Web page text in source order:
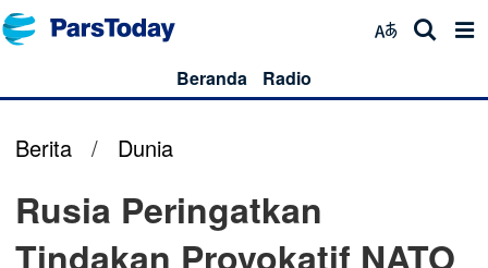
Beranda Radio
Berita / Dunia
Rusia Peringatkan
Tindakan Provokatif NATO